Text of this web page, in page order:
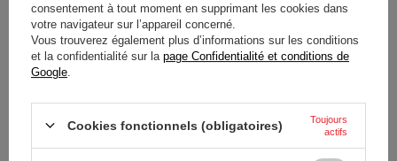
État Nouveaux produits
Genre Mâle
Crème
consentement à tout moment en supprimant les cookies dans
votre navigateur sur l’appareil concerné.
Vous trouverez également plus d’informations sur les conditions
et la confidentialité sur la page Confidentialité et conditions de
Google
Cookies fonctionnels (obligatoires)
Toujours
actifs